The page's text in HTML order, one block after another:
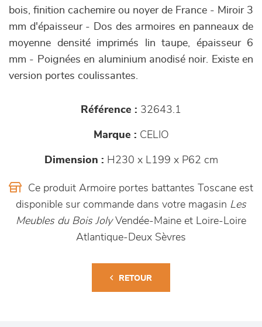
bois, finition cachemire ou noyer de France - Miroir 3
mm d'épaisseur - Dos des armoires en panneaux de
moyenne densité imprimés lin taupe, épaisseur 6
mm - Poignées en aluminium anodisé noir. Existe en
version portes coulissantes.
Référence : 32643.1
Marque : CELIO
Dimension : H230 x L199 x P62 cm
Ce produit Armoire portes battantes Toscane est
disponible sur commande dans votre magasin Les
Meubles du Bois JolyVendée-Maine et Loire-Loire
Atlantique-Deux Sèvres
RETOUR